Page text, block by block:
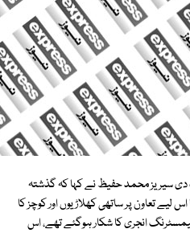
والے مین آف دی سیریز محمد حفیظ نے کہا کہ گذشتہ
لیے تعاون پر ساتھی کھلاڑیوں اور کوچز کا
انجری کا شکار ہوگئے تھے، اس